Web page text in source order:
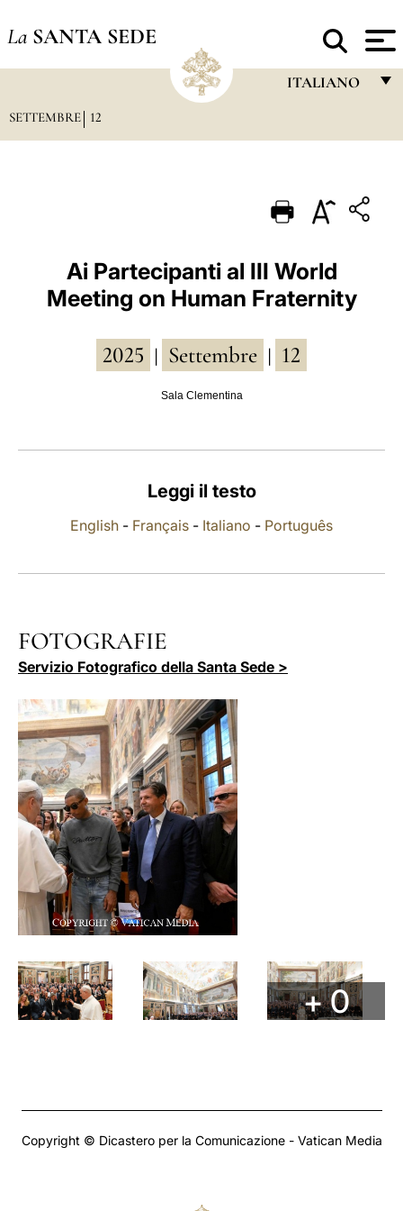
La SANTA SEDE
ITALIANO
PORTUGUÊS
ESPAÑOL
DEUTSCH
العربيّة
SETTEMBRE 12
Ai Partecipanti al III World
Meeting on Human Fraternity
2025 Settembre 12
Sala Clementina
Leggi il testo
English - Français - Italiano - Português
FOTOGRAFIE
Servizio Fotografico della Santa Sede >
+ 0
Copyright © Dicastero per la Comunicazione - Vatican Media